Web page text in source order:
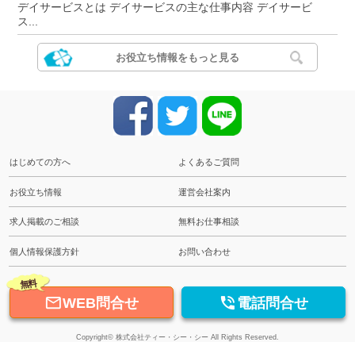
デイサービスとは デイサービスの主な仕事内容 デイサービ
ス...
お役立ち情報をもっと見る
はじめての方へ よくあるご質問
お役立ち情報 運営会社案内
求人掲載のご相談 無料お仕事相談
個人情報保護方針 お問い合わせ
無料
WEB問合せ  電話問合せ
Copyright© 株式会社ティー・シー・シー All Rights Reserved.